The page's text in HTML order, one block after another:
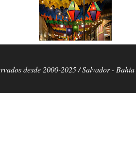
desde 2000-2025 / Salvador -